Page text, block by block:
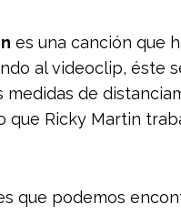
es una canción que
al videoclip, éste
de
Ricky Martin
que podemos